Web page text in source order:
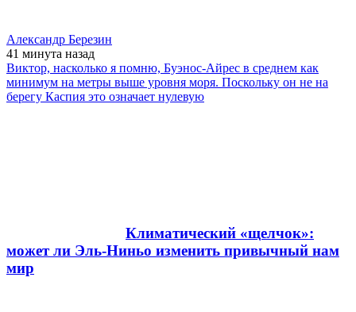
Александр Березин
41 минута назад
Виктор, насколько я помню, Буэнос-Айрес в среднем как
минимум на метры выше уровня моря. Поскольку он не на
берегу Каспия это означает нулевую
Климатический «щелчок»:
может ли Эль-Ниньо изменить привычный нам
мир